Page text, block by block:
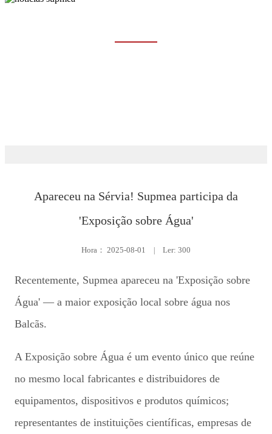
Apareceu na Sérvia! Supmea participa da
'Exposição sobre Água'
Hora： 2025-08-01 | Ler: 300
Recentemente, Supmea apareceu na 'Exposição sobre
Água' — a maior exposição local sobre água nos
Balcãs.
A Exposição sobre Água é um evento único que reúne
no mesmo local fabricantes e distribuidores de
equipamentos, dispositivos e produtos químicos;
representantes de instituições científicas, empresas de